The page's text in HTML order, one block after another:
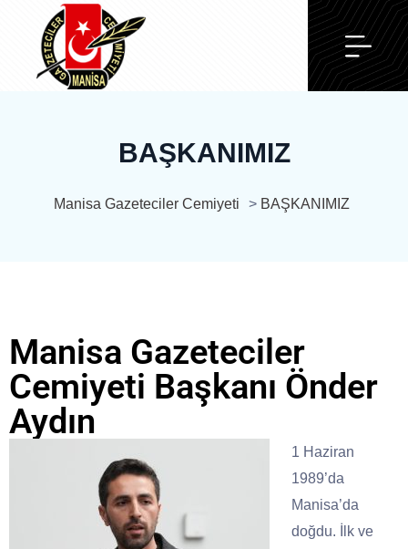
BAŞKANIMIZ
Manisa Gazeteciler Cemiyeti > BAŞKANIMIZ
Manisa Gazeteciler
Cemiyeti Başkanı Önder
Aydın
1 Haziran
1989’da
Manisa’da
doğdu. İlk ve